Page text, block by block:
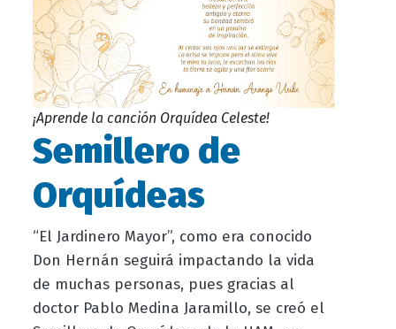
¡Aprende la canción Orquídea Celeste!
Semillero de
Orquídeas
“El Jardinero Mayor”, como era conocido
Don Hernán seguirá impactando la vida
de muchas personas, pues gracias al
doctor Pablo Medina Jaramillo, se creó el